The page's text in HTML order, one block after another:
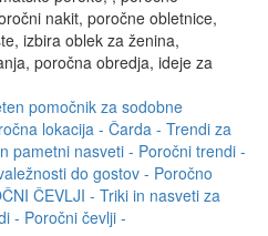
nakit, poročne obletnice,
izbira oblek za ženina,
poročna obredja, ideje za
pomočnik za sodobne
lokacija - Čarda - Trendi za
pametni nasveti - Poročni trendi -
do gostov - Poročno
ČEVLJI - Triki in nasveti za
- Poročni čevlji -